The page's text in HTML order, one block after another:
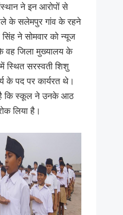
ने इन आरोपों से
के सलेमपुर गांव के रहने
ने सोमवार को न्यूज
वह जिला मुख्यालय के
स्थित सरस्वती शिशु
के पद पर कार्यरत थे।
है कि स्कूल ने उनके आठ
लिया है।